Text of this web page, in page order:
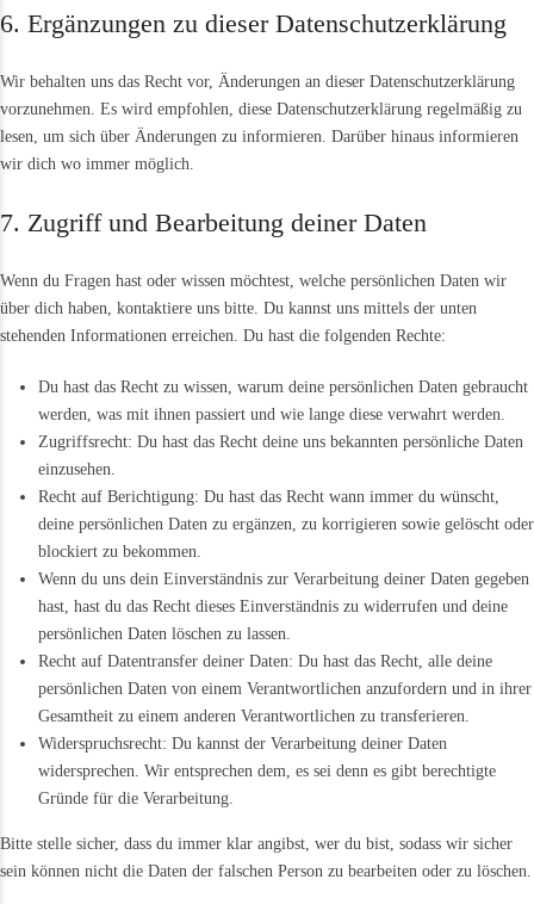
6. Ergänzungen zu dieser Datenschutzerklärung
Wir behalten uns das Recht vor, Änderungen an dieser Datenschutzerklärung
vorzunehmen. Es wird empfohlen, diese Datenschutzerklärung regelmäßig zu
lesen, um sich über Änderungen zu informieren. Darüber hinaus informieren
wir dich wo immer möglich.
7. Zugriff und Bearbeitung deiner Daten
Wenn du Fragen hast oder wissen möchtest, welche persönlichen Daten wir
über dich haben, kontaktiere uns bitte. Du kannst uns mittels der unten
stehenden Informationen erreichen. Du hast die folgenden Rechte:
Du hast das Recht zu wissen, warum deine persönlichen Daten gebraucht
werden, was mit ihnen passiert und wie lange diese verwahrt werden.
Zugriffsrecht: Du hast das Recht deine uns bekannten persönliche Daten
einzusehen.
Recht auf Berichtigung: Du hast das Recht wann immer du wünscht,
deine persönlichen Daten zu ergänzen, zu korrigieren sowie gelöscht oder
blockiert zu bekommen.
Wenn du uns dein Einverständnis zur Verarbeitung deiner Daten gegeben
hast, hast du das Recht dieses Einverständnis zu widerrufen und deine
persönlichen Daten löschen zu lassen.
Recht auf Datentransfer deiner Daten: Du hast das Recht, alle deine
persönlichen Daten von einem Verantwortlichen anzufordern und in ihrer
Gesamtheit zu einem anderen Verantwortlichen zu transferieren.
Widerspruchsrecht: Du kannst der Verarbeitung deiner Daten
widersprechen. Wir entsprechen dem, es sei denn es gibt berechtigte
Gründe für die Verarbeitung.
Bitte stelle sicher, dass du immer klar angibst, wer du bist, sodass wir sicher
sein können nicht die Daten der falschen Person zu bearbeiten oder zu löschen.